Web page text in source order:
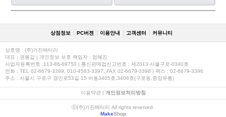
상점정보 PC버젼 이용안내 고객센터 커뮤니티
상호명 : (주)가진배터리
대표 : 권봉갑 | 개인정보 보호 책임자 : 엄혜진
사업자등록번호 :113-86-69750 | 통신판매업신고번호 : 제2013-서울구로-0340호
전화 : TEL 02-6679-3399, 010-4583-3397, FAX 02-6679-3396 | 팩스 : 02-6679-3396
주소 : 서울시 구로구 경인로53길 15 바동3405호,3406호(구로동,중앙유통)
이용약관| 개인정보처리방침
ⓒ(주)가진배터리 All rights reserved.
MakeShop